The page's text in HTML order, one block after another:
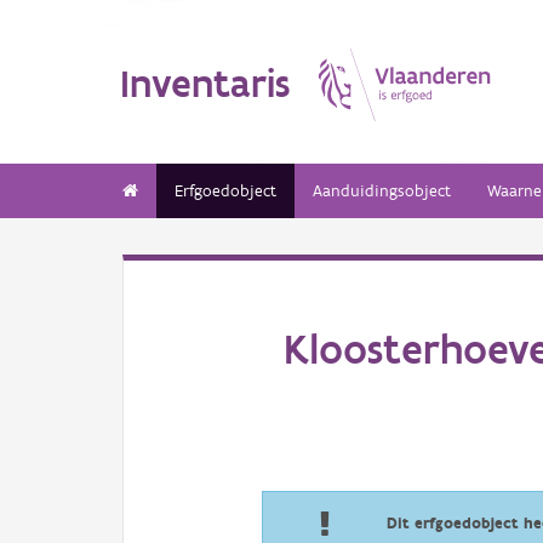
Inventaris
Erfgoedobject Aanduidingsobject
Dit erfgoedobject